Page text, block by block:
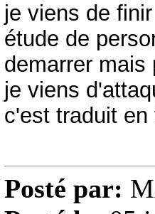
je viens de
étude de
demarrer mais
je viens
c'est traduit
Posté par: